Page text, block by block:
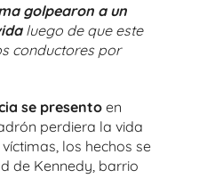
golpearon a un
luego de que este
conductores por
se presento en
perdiera la vida
los hechos se
de Kennedy, barrio